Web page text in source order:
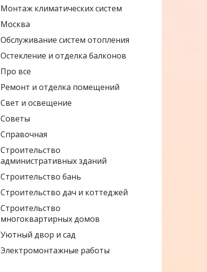
Монтаж климатических систем
Москва
Обслуживание систем отопления
Остекление и отделка балконов
Про все
Ремонт и отделка помещений
Свет и освещение
Советы
Справочная
Строительство
административных зданий
Строительство бань
Строительство дач и коттеджей
Строительство
многоквартирных домов
Уютный двор и сад
Электромонтажные работы